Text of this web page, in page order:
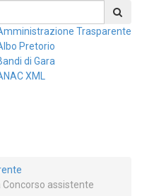
Trasparente
Pretorio
di Gara
XML
assistente